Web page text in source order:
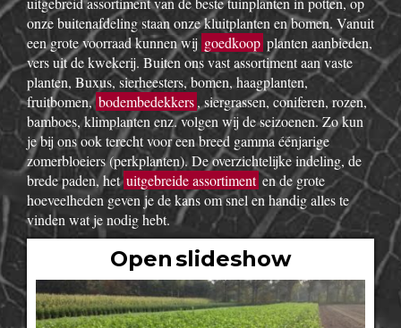
onze buitenafdeling staan onze kluitplanten en bomen. Vanuit
een grote voorraad kunnen wij goedkoop planten aanbieden,
vers uit de kwekerij. Buiten ons vast assortiment aan vaste
planten, Buxus, sierheesters, bomen, haagplanten,
fruitbomen,bodembedekkers, siergrassen, coniferen, rozen,
bamboes, klimplanten enz. volgen wij de seizoenen. Zo kun
je bij ons ook terecht voor een breed gamma éénjarige
zomerbloeiers (perkplanten). De overzichtelijke indeling, de
brede paden, hetuitgebreide assortiment en de grote
hoeveelheden geven je de kans om snel en handig alles te
vinden wat je nodig hebt.
Open slideshow